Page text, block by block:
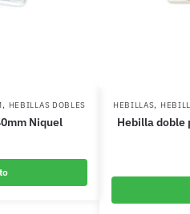
, HEBILLAS DOBLES
Niquel
HEBILLAS,
Hebilla doble